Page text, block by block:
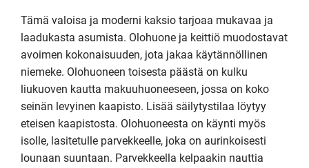
Tämä valoisa ja moderni kaksio tarjoaa mukavaa ja
laadukasta asumista. Olohuone ja keittiö muodostavat
avoimen kokonaisuuden, jota jakaa käytännöllinen
niemeke. Olohuoneen toisesta päästä on kulku
liukuoven kautta makuuhuoneeseen, jossa on koko
seinän levyinen kaapisto. Lisää säilytystilaa löytyy
eteisen kaapistosta. Olohuoneesta on käynti myös
isolle, lasitetulle parvekkeelle, joka on aurinkoisesti
lounaan suuntaan. Parvekkeella kelpaakin nauttia